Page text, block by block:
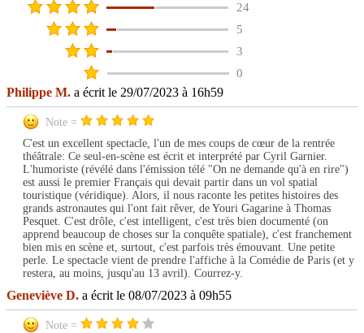
24
5
3
0
Philippe M. a écrit le 29/07/2023 à 16h59
Note =
C'est un excellent spectacle, l'un de mes coups de cœur de la rentrée
théâtrale: Ce seul-en-scène est écrit et interprété par Cyril Garnier.
L'humoriste (révélé dans l'émission télé "On ne demande qu'à en rire")
est aussi le premier Français qui devait partir dans un vol spatial
touristique (véridique). Alors, il nous raconte les petites histoires des
grands astronautes qui l'ont fait rêver, de Youri Gagarine à Thomas
Pesquet. C'est drôle, c'est intelligent, c'est très bien documenté (on
apprend beaucoup de choses sur la conquête spatiale), c'est franchement
bien mis en scène et, surtout, c'est parfois très émouvant. Une petite
perle. Le spectacle vient de prendre l'affiche à la Comédie de Paris (et y
restera, au moins, jusqu'au 13 avril). Courrez-y.
Geneviève D. a écrit le 08/07/2023 à 09h55
Note =